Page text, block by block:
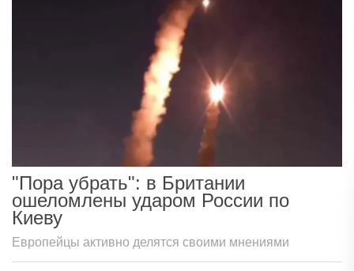
"Пора убрать": в Британии
ошеломлены ударом России по
Киеву
Европейцы активно делятся своими мнениями